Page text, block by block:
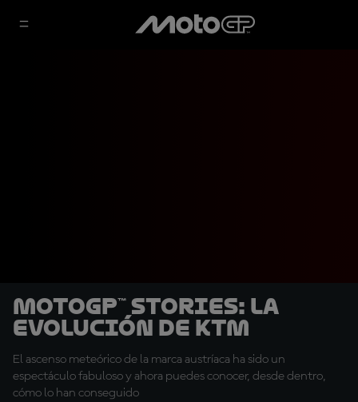
MotoGP™ Stories: La
evolución de KTM
El ascenso meteórico de la marca austríaca ha sido un
espectáculo fabuloso y ahora puedes conocer, desde dentro,
cómo lo han conseguido